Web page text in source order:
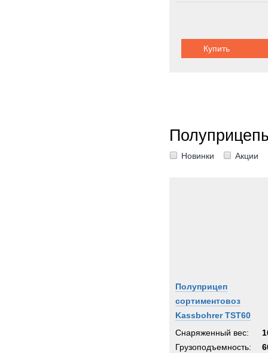
Купить
Новинки Акции
Полуприцеп
сортиментовоз
Kassbohrer TST60
Снаряженный вес:
Грузоподъемность: